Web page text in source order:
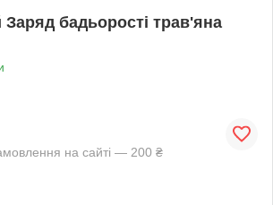
бадьорості трав'яна
на сайті — 200 ₴